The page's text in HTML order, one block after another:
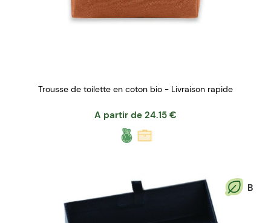
Trousse de toilette en coton bio - Livraison rapide
A partir de 24.15 €
B